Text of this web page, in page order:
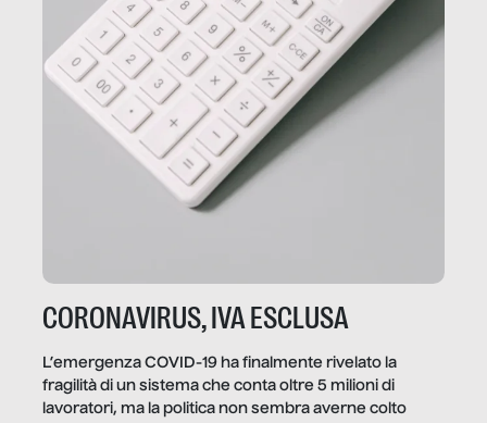
CORONAVIRUS, IVA ESCLUSA
L’emergenza COVID-19 ha finalmente rivelato la
fragilità di un sistema che conta oltre 5 milioni di
lavoratori, ma la politica non sembra averne colto